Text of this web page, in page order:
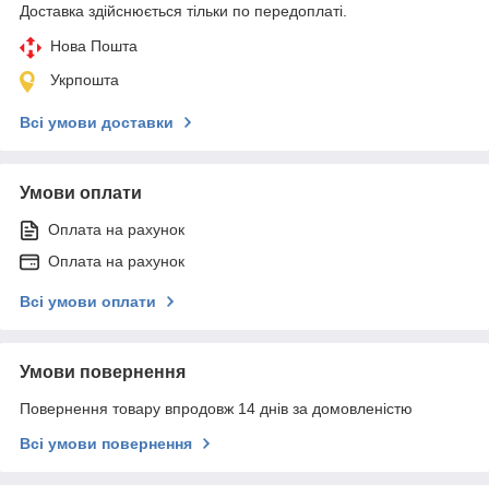
Доставка здійснюється тільки по передоплаті.
Нова Пошта
Укрпошта
Всі умови доставки
Умови оплати
Оплата на рахунок
Оплата на рахунок
Всі умови оплати
Умови повернення
Повернення товару впродовж 14 днів за домовленістю
Всі умови повернення